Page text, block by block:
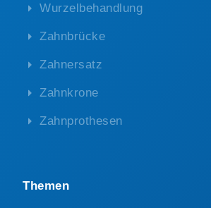
Wurzelbehandlung
Zahnbrücke
Zahnersatz
Zahnkrone
Zahnprothesen
Themen